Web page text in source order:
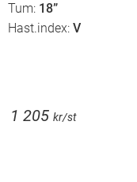
Tum 18”
Hast.index V
1 205 kr/st